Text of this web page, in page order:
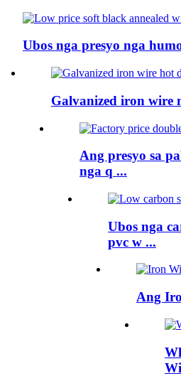
Ubos nga presyo nga
Galvanized iron wire
Ang presyo sa
nga q ...
Ubos nga
pvc w ...
Ang